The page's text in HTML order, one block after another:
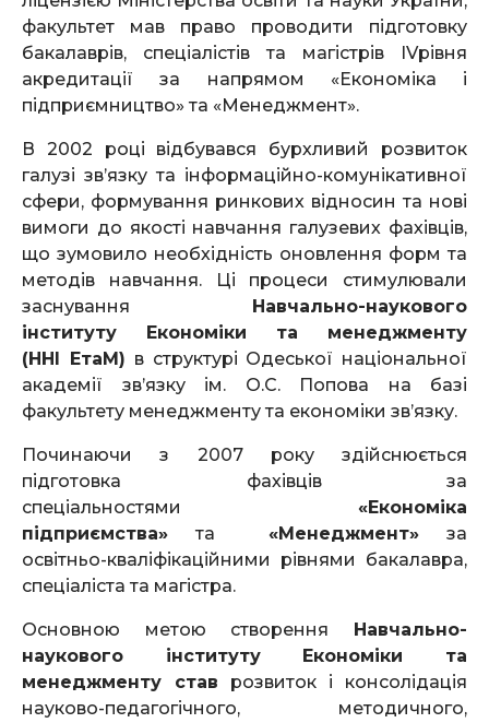
факультет мав право проводити підготовку
бакалаврів, спеціалістів та магістрів ІVрівня
акредитації за напрямом «Економіка і
підприємництво» та «Менеджмент».
В 2002 році відбувався бурхливий розвиток
галузі зв’язку та інформаційно-комунікативної
сфери, формування ринкових відносин та нові
вимоги до якості навчання галузевих фахівців,
що зумовило необхідність оновлення форм та
методів навчання. Ці процеси стимулювали
заснування Навчально-наукового
інституту Економіки та менеджменту
(ННІ ЕтаМ) в структурі Одеської національної
академії зв’язку ім. О.С. Попова на базі
факультету менеджменту та економіки зв’язку.
Починаючи з 2007 року здійснюється
підготовка фахівців за
спеціальностями
«Економіка
підприємства»та «Менеджмент» за
освітньо-кваліфікаційними рівнями бакалавра,
спеціаліста та магістра.
Основною метою створення Навчально-
наукового інституту Економіки та
менеджменту став розвиток і консолідація
науково-педагогічного, методичного,